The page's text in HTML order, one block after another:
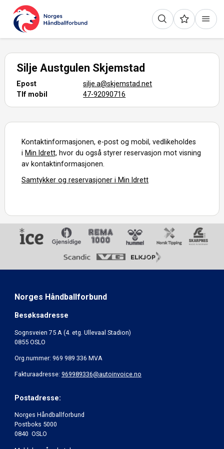
Silje Austgulen Skjemstad
Epost
silje.a@skjemstad.net
Tlf mobil
47-92090716
Kontaktinformasjonen, e-post og mobil, vedlikeholdes
i Min Idrett, hvor du også styrer reservasjon mot visning
av kontaktinformasjonen.
Samtykker og reservasjoner i Min Idrett
Norges Håndballforbund
Besøksadresse
Sognsveien 75 A (4. etg. Ullevaal Stadion)
0855 OSLO
Org.nummer: 969 989 336 MVA
Fakturaadresse: 969989336@autoinvoice.no
Postadresse:
Norges Håndballforbund
Postboks 5000
0840 OSLO